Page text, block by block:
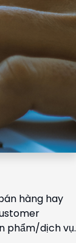
hàng hay
phẩm/dịch vụ.